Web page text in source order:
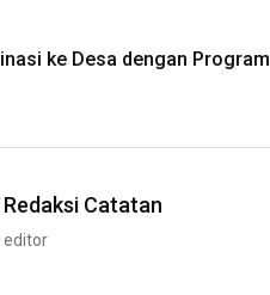
ke Desa dengan Program
Redaksi Catatan
editor